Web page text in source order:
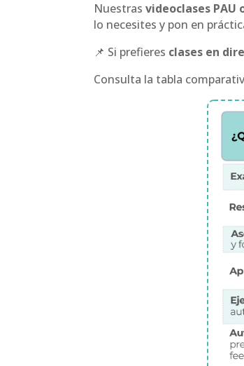
Nuestrasvideoclases PAU
lo necesites y pon en
📌 Si prefieres clases en
Consulta la tabla